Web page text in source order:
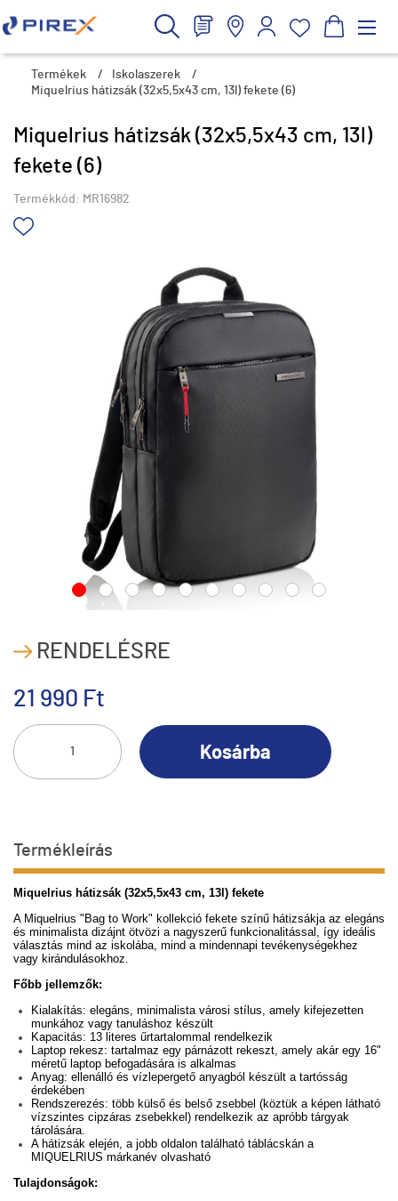
Termékek / Iskolaszerek
/
Miquelrius hátizsák (32x5,5x43 cm, 13l) fekete (6)
Miquelrius hátizsák (32x5,5x43 cm, 13l)
fekete (6)
Termékkód: MR16982
RENDELÉSRE
21 990 Ft
Kosárba
Termékleírás
Miquelrius hátizsák (32x5,5x43 cm, 13l) fekete
A Miquelrius "Bag to Work" kollekció fekete színű hátizsákja az elegáns
és minimalista dizájnt ötvözi a nagyszerű funkcionalitással, így ideális
választás mind az iskolába, mind a mindennapi tevékenységekhez
vagy kirándulásokhoz.
Főbb jellemzők:
Kialakítás: e legáns, minimalista városi stílus, amely kifejezetten
munkához vagy tanuláshoz készült
Kapacitás: 13 literes űrtartalommal rendelkezik
Laptop rekesz: tartalmaz egy párnázott rekeszt, amely akár egy 16"
méretű laptop befogadására is alkalmas
Anyag: e llenálló és vízlepergető anyagból készült a tartósság
érdekében
Rendszerezés: több külső és belső zsebbel (köztük a képen látható
vízszintes cipzáras zsebekkel) rendelkezik az apróbb tárgyak
tárolására.
A hátizsák elején, a jobb oldalon található táblácskán a
MIQUELRIUS márkanév olvasható
Tulajdonságok: